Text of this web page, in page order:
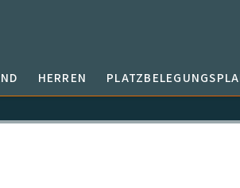
HERREN